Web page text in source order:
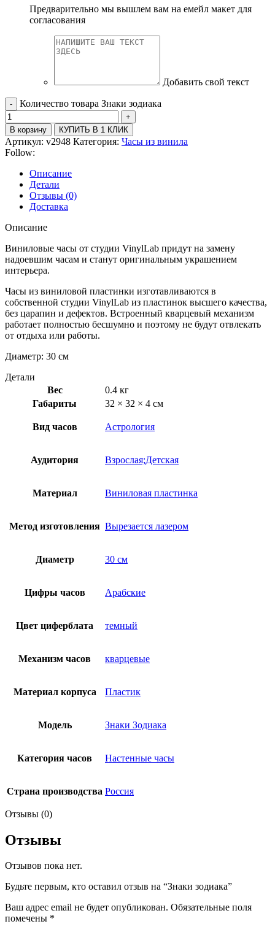
Предварительно мы вышлем вам на емейл макет для
согласования
Добавить свой текст
Количество товара Знаки зодиака
В корзину КУПИТЬ В 1 КЛИК
Артикул: v2948 Категория: Часы из винила
Follow:
Описание
Детали
Отзывы (0)
Доставка
Описание
Виниловые часы от студии VinylLab придут на замену
надоевшим часам и станут оригинальным украшением
интерьера.
Часы из виниловой пластинки изготавливаются в
собственной студии VinylLab из пластинок высшего качества,
без царапин и дефектов. Встроенный кварцевый механизм
работает полностью бесшумно и поэтому не будут отвлекать
от отдыха или работы.
Диаметр: 30 см
Детали
Вес
0.4 кг
Габариты
32 × 32 × 4 см
Вид часов Астрология
Аудитория Взрослая;Детская
Материал Виниловая пластинка
Метод изготовления Вырезается лазером
Диаметр 30 см
Цифры часов Арабские
Цвет циферблата темный
Механизм часов кварцевые
Материал корпуса Пластик
Модель Знаки Зодиака
Категория часов Настенные часы
Страна производства Россия
Отзывы (0)
Отзывы
Отзывов пока нет.
Будьте первым, кто оставил отзыв на “Знаки зодиака”
Ваш адрес email не будет опубликован. Обязательные поля
помечены *